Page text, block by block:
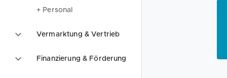
+ Personal
Vermarktung & Vertrieb
Finanzierung & Förderung